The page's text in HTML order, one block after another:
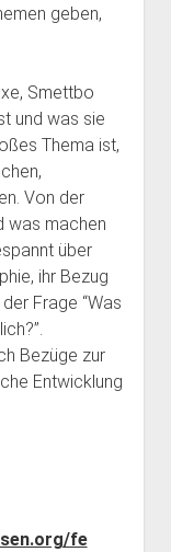
geben,
Smettbo
und was sie
Thema ist,
Von der
was machen
über
ihr Bezug
Frage “Was
Bezüge zur
Entwicklung
fe